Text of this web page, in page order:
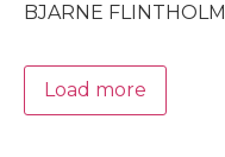
BJARNE FLINTHOLM
Load more